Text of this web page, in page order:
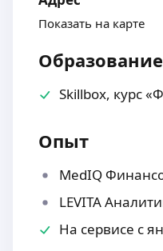
Показать на карте
Образование
Skillbox, курс
Опыт
MedIQ
LEVITA
На сервисе с